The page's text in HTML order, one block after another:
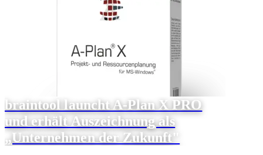
braintool launcht A-Plan X PRO
und erhält Auszeichnung als
„Unternehmen der Zukunft"